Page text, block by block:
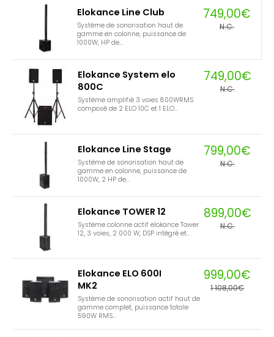
Elokance Line Club
Système de sonorisation haut de
gamme en colonne, puissance de
1000W, HP de...
749,00€
N.C.
Elokance System elo
800C
Système amplifié 3 voies 800WRMS
composé de 2 ELO 10C et 1 ELO...
749,00€
N.C.
Elokance Line Stage
Système de sonorisation haut de
gamme en colonne, puissance de
1000W, 2 HP de...
799,00€
N.C.
Elokance TOWER 12
Système colonne actif elokance Tower
12, 3 voies, 2 000 W, DSP intégré et...
899,00€
N.C.
Elokance ELO 600I
MK2
Système de sonorisation actif haut de
gamme complet, puissance totale
590W RMS...
999,00€
1 108,00€